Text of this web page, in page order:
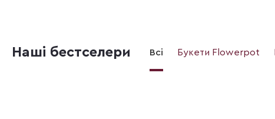
Наші бестселери Всі Букети Flowerpot